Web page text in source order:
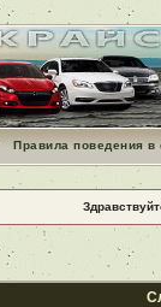
Правила поведения